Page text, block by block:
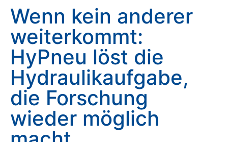
Wenn kein anderer
weiterkommt:
HyPneu löst die
Hydraulikaufgabe,
die Forschung
wieder möglich